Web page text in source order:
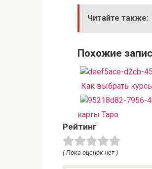
Читайте также:
Похожие
Как выбрать
карты Таро
Рейтинг
( Пока оценок нет )